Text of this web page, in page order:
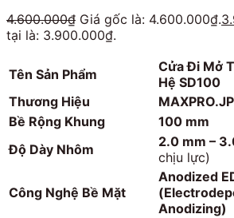
4.600.000₫ Giá gốc là: 4.600.000₫.
tại là: 3.900.000₫.
Tên Sản Phẩm
Cửa Đi Mở
Hệ SD100
Thương Hiệu
Bề Rộng Khung
100 mm
Độ Dày Nhôm
2.0 mm –
chịu lực)
Công Nghệ Bề Mặt
Anodized
Anodizing)